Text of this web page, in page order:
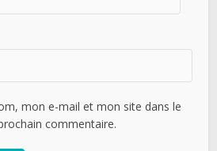
mon e-mail et mon site dans le
commentaire.